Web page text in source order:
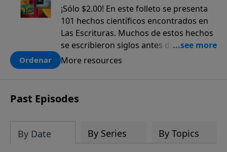
¡Sólo $2.00! En este folleto se presenta
101 hechos científicos encontrados en
Las Escrituras. Muchos de estos hechos
se escribieron siglos antes de que
fueran descubiertos. El anticipado
más a la prueba colectiva de que la
Biblia es verdaderamente la Palabra
Ordenar More resources
Past Episodes
By Date By Series By Topics